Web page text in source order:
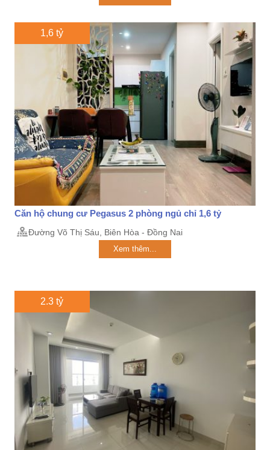
1,6 tỷ
Căn hộ chung cư Pegasus 2 phòng ngủ chỉ 1,6 tỷ
Đường Võ Thị Sáu, Biên Hòa - Đồng Nai
Xem thêm...
2.3 tỷ